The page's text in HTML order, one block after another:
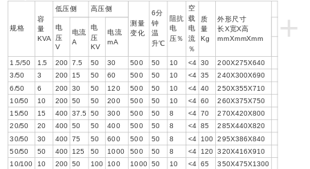
+
规格
容
量
KVA
低压侧
高压侧
测量
变化
6分
钟
温
升℃
阻抗
电
压％
空
载
电
流
％
质
量
Kg
外形尺寸
长Х宽Х高
mmХmmХmm
电
压
V
电流
A
电
压
KV
电流
mA
1.5/50 1.5 200 7.5 50 30 500 50 10 <4 30
200Х275Х640
3/50
3 200 15 50 60 500 50 10 <4 35
240Х300Х690
6/50
6 200 30 50 120 500 50 10 <4 40
250Х355Х710
10/50
10 200 50 50 200 500 50 10 <4 60
260Х375Х750
15/50
15 400 37.5 50 300 500 50 8 <4 70 270Х420Х800
20/50 20 400 50 50 400 500 50 8 <4 85
285Х440Х820
30/50
30 400 75 50 600 500 50 8 <4 100 295Х386Х840
50/50
50 400 125 50 1000 500 50 8 <4 120 320Х416Х910
10/100 10 200 50 100 100 1000 50 10 <4 65 350Х475Х1300